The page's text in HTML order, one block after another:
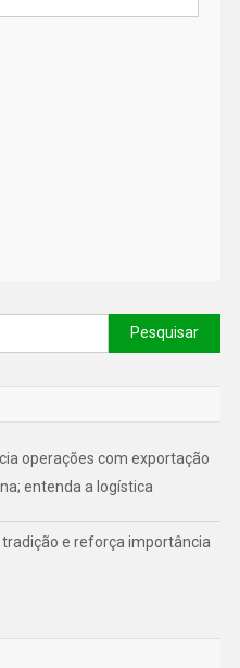
operações com exportação
entenda a logística
e reforça importância